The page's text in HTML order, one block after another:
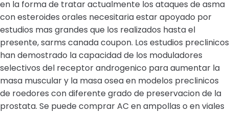
en la forma de tratar actualmente los ataques de asma
con esteroides orales necesitaria estar apoyado por
estudios mas grandes que los realizados hasta el
presente, sarms canada coupon. Los estudios preclinicos
han demostrado la capacidad de los moduladores
selectivos del receptor androgenico para aumentar la
masa muscular y la masa osea en modelos preclinicos
de roedores con diferente grado de preservacion de la
prostata. Se puede comprar AC en ampollas o en viales